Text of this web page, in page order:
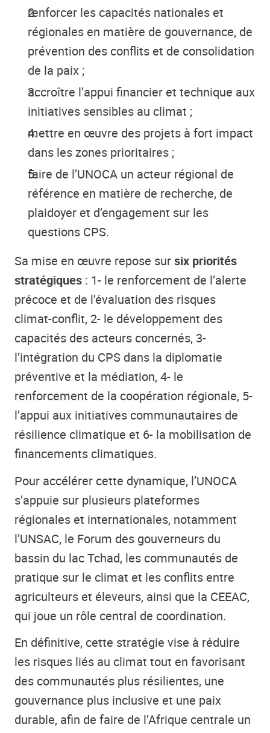
renforcer les capacités nationales et
régionales en matière de gouvernance, de
prévention des conflits et de consolidation
de la paix ;
accroître l’appui financier et technique aux
initiatives sensibles au climat ;
mettre en œuvre des projets à fort impact
dans les zones prioritaires ;
faire de l’UNOCA un acteur régional de
référence en matière de recherche, de
plaidoyer et d’engagement sur les
questions CPS.
Sa mise en œuvre repose sursix priorités
stratégiques : 1- le renforcement de l’alerte
précoce et de l’évaluation des risques
climat-conflit, 2- le développement des
capacités des acteurs concernés, 3-
l’intégration du CPS dans la diplomatie
préventive et la médiation, 4- le
renforcement de la coopération régionale, 5-
l’appui aux initiatives communautaires de
résilience climatique et 6- la mobilisation de
financements climatiques.
Pour accélérer cette dynamique, l’UNOCA
s’appuie sur plusieurs plateformes
régionales et internationales, notamment
l’UNSAC, le Forum des gouverneurs du
bassin du lac Tchad, les communautés de
pratique sur le climat et les conflits entre
agriculteurs et éleveurs, ainsi que la CEEAC,
qui joue un rôle central de coordination.
En définitive, cette stratégie vise à réduire
les risques liés au climat tout en favorisant
des communautés plus résilientes, une
gouvernance plus inclusive et une paix
durable, afin de faire de l’Afrique centrale un